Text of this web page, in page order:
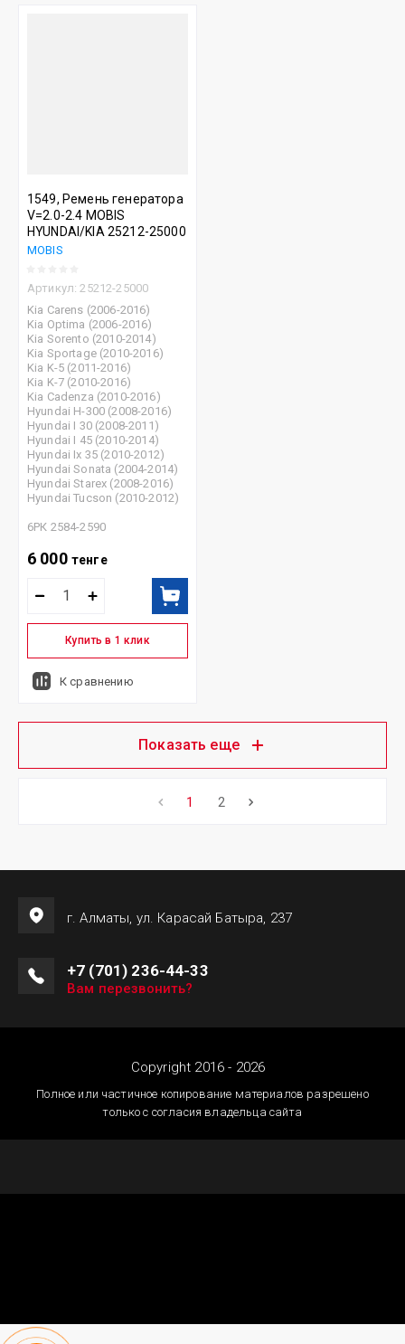
1549, Ремень генератора
V=2.0-2.4 MOBIS
HYUNDAI/KIA 25212-25000
MOBIS
Артикул: 25212-25000
Kia Carens (2006-2016)
Kia Optima (2006-2016)
Kia Sorento (2010-2014)
Kia Sportage (2010-2016)
Kia K-5 (2011-2016)
Kia K-7 (2010-2016)
Kia Cadenza (2010-2016)
Hyundai H-300 (2008-2016)
Hyundai I 30 (2008-2011)
Hyundai I 45 (2010-2014)
Hyundai Ix 35 (2010-2012)
Hyundai Sonata (2004-2014)
Hyundai Starex (2008-2016)
Hyundai Tucson (2010-2012)
6РК 2584-2590
6 000 тенге
Купить в 1 клик
К сравнению
Показать еще
1 2
г. Алматы, ул. Карасай Батыра, 237
+7 (701) 236-44-33
Вам перезвонить?
Copyright 2016 - 2026
Полное или частичное копирование материалов разрешено
только с согласия владельца сайта